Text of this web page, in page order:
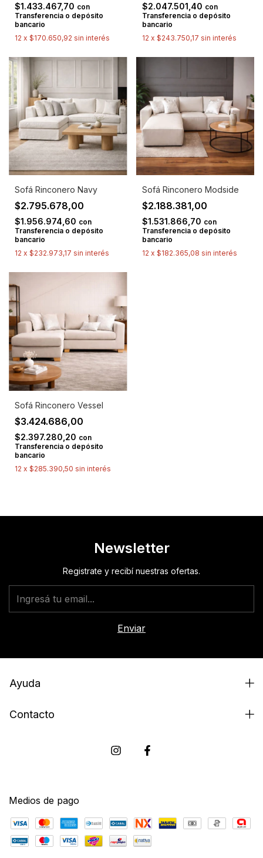
$1.433.467,70 con
Transferencia o depósito
bancario
12 x $170.650,92 sin interés
$2.047.501,40 con
Transferencia o depósito
bancario
12 x $243.750,17 sin interés
Sofá Rinconero Navy
$2.795.678,00
$1.956.974,60 con
Transferencia o depósito
bancario
12 x $232.973,17 sin interés
Sofá Rinconero Modside
$2.188.381,00
$1.531.866,70 con
Transferencia o depósito
bancario
12 x $182.365,08 sin interés
Sofá Rinconero Vessel
$3.424.686,00
$2.397.280,20 con
Transferencia o depósito
bancario
12 x $285.390,50 sin interés
Newsletter
Registrate y recibí nuestras ofertas.
Ayuda
Contacto
Medios de pago